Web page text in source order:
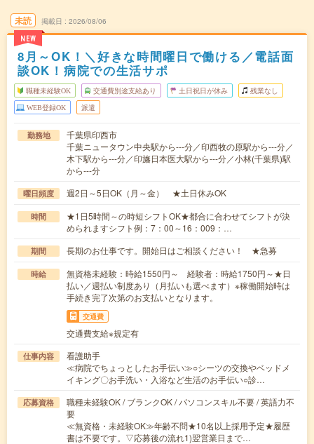
未読
NEW
掲載日 2026/08/06
8月～OK！＼好きな時間曜日で働ける／電話面
談OK！病院での生活サポ
職種未経験OK 交通費別途支給あり 土日祝日が休み 残業なし
WEB登録OK 派遣
勤務地
千葉県印西市
千葉ニュータウン中央駅から---分／印西牧の原駅から---分／
木下駅から---分／印旛日本医大駅から---分／小林(千葉県)駅
から---分
曜日頻度 週2日～5日OK（月～金） ★土日休みOK
時間
★1日5時間～の時短シフトOK★都合に合わせてシフトが決
められますシフト例：7：00～16：009：…
期間 長期のお仕事です。開始日はご相談ください！ ★急募
時給
無資格未経験：時給1550円～ 経験者：時給1750円～★日
払い／週払い制度あり（月払いも選べます）※稼働開始時は
手続き完了次第のお支払いとなります。
交通費
交通費支給※規定有
仕事内容
看護助手
≪病院でちょっとしたお手伝い≫○シーツの交換やベッドメ
イキング〇お手洗い・入浴など生活のお手伝い○診…
応募資格
職種未経験OK / ブランクOK / パソコンスキル不要 / 英語力不
要
≪無資格・未経験OK≫年齢不問★10名以上採用予定★履歴
書は不要です。▽応募後の流れ1)翌営業日まで…